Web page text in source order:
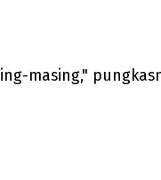
masing,"